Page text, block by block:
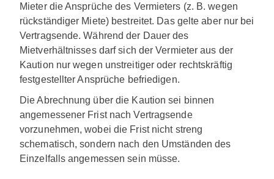
Mieter die Ansprüche des Vermieters (z. B. wegen
rückständiger Miete) bestreitet. Das gelte aber nur bei
Vertragsende. Während der Dauer des
Mietverhältnisses darf sich der Vermieter aus der
Kaution nur wegen unstreitiger oder rechtskräftig
festgestellter Ansprüche befriedigen.
Die Abrechnung über die Kaution sei binnen
angemessener Frist nach Vertragsende
vorzunehmen, wobei die Frist nicht streng
schematisch, sondern nach den Umständen des
Einzelfalls angemessen sein müsse.